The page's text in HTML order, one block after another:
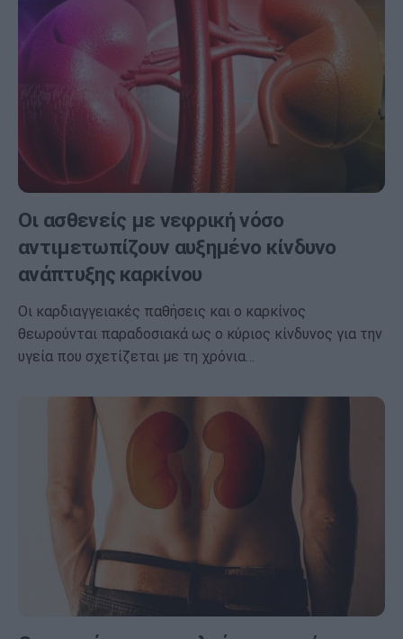
Οι ασθενείς με νεφρική νόσο
αντιμετωπίζουν αυξημένο κίνδυνο
ανάπτυξης καρκίνου
Οι καρδιαγγειακές παθήσεις και ο καρκίνος
θεωρούνται παραδοσιακά ως ο κύριος κίνδυνος για την
υγεία που σχετίζεται με τη χρόνια…